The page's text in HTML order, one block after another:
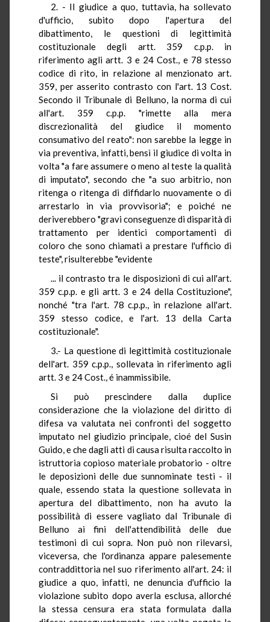
2. - Il giudice a quo, tuttavia, ha sollevato
d'ufficio, subito dopo l'apertura del
dibattimento, le questioni di legittimità
costituzionale degli artt. 359 c.p.p. in
riferimento agli artt. 3 e 24 Cost., e 78 stesso
codice di rito, in relazione al menzionato art.
359, per asserito contrasto con l'art. 13 Cost.
Secondo il Tribunale di Belluno, la norma di cui
all'art. 359 c.p.p. "rimette alla mera
discrezionalità del giudice il momento
consumativo del reato": non sarebbe la legge in
via preventiva, infatti, bensì il giudice di volta in
volta "a fare assumere o meno al teste la qualità
di imputato", secondo che "a suo arbitrio, non
ritenga o ritenga di diffidarlo nuovamente o di
arrestarlo in via provvisoria"; e poiché ne
deriverebbero "gravi conseguenze di disparità di
trattamento per identici comportamenti di
coloro che sono chiamati a prestare l'ufficio di
teste", risulterebbe "evidente
... il contrasto tra le disposizioni di cui all'art.
359 c.p.p. e gli artt. 3 e 24 della Costituzione",
nonché "tra l'art. 78 c.p.p., in relazione all'art.
359 stesso codice, e l'art. 13 della Carta
costituzionale".
3.- La questione di legittimità costituzionale
dell'art. 359 c.p.p., sollevata in riferimento agli
artt. 3 e 24 Cost., é inammissibile.
Si può prescindere dalla duplice
considerazione che la violazione del diritto di
difesa va valutata nei confronti del soggetto
imputato nel giudizio principale, cioé del Susin
Guido, e che dagli atti di causa risulta raccolto in
istruttoria copioso materiale probatorio - oltre
le deposizioni delle due sunnominate testi - il
quale, essendo stata la questione sollevata in
apertura del dibattimento, non ha avuto la
possibilità di essere vagliato dal Tribunale di
Belluno ai fini dell'attendibilità delle due
testimoni di cui sopra. Non può non rilevarsi,
viceversa, che l'ordinanza appare palesemente
contraddittoria nel suo riferimento all'art. 24: il
giudice a quo, infatti, ne denuncia d'ufficio la
violazione subito dopo averla esclusa, allorché
la stessa censura era stata formulata dalla